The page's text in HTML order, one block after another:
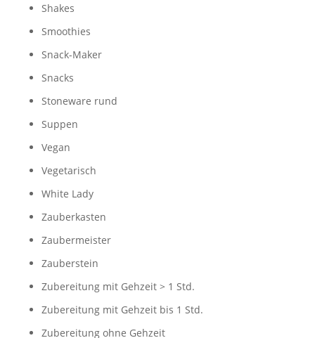
Shakes
Smoothies
Snack-Maker
Snacks
Stoneware rund
Suppen
Vegan
Vegetarisch
White Lady
Zauberkasten
Zaubermeister
Zauberstein
Zubereitung mit Gehzeit > 1 Std.
Zubereitung mit Gehzeit bis 1 Std.
Zubereitung ohne Gehzeit